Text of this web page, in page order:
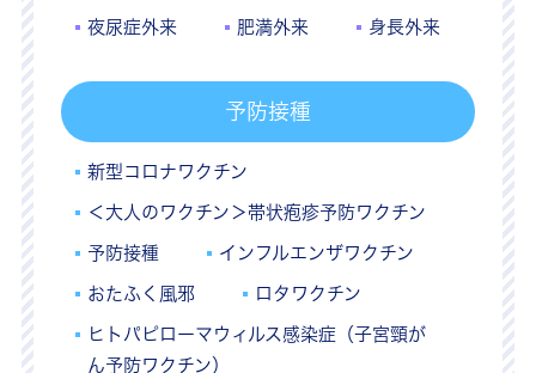
夜尿症外来 肥満外来 身長外来
予防接種
新型コロナワクチン
＜大人のワクチン＞帯状疱疹予防ワクチン
予防接種 インフルエンザワクチン
おたふく風邪 ロタワクチン
ヒトパピローマウィルス感染症（子宮頸が
ん予防ワクチン）